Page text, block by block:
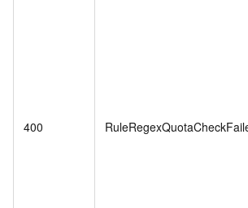
400